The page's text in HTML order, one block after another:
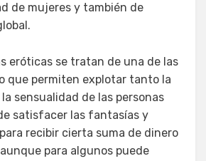
de mujeres y también de
eróticas se tratan de una de las
que permiten explotar tanto la
sensualidad de las personas
satisfacer las fantasías y
recibir cierta suma de dinero
para algunos puede